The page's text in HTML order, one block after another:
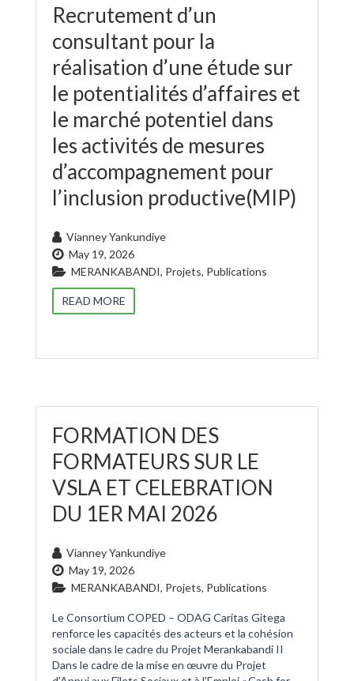
Recrutement d’un
consultant pour la
réalisation d’une étude sur
le potentialités d’affaires et
le marché potentiel dans
les activités de mesures
d’accompagnement pour
l’inclusion productive(MIP)
Vianney Yankundiye
May 19, 2026
MERANKABANDI, Projets, Publications
READ MORE
FORMATION DES
FORMATEURS SUR LE
VSLA ET CELEBRATION
DU 1ER MAI 2026
Vianney Yankundiye
May 19, 2026
MERANKABANDI, Projets, Publications
Le Consortium COPED – ODAG Caritas Gitega
renforce les capacités des acteurs et la cohésion
sociale dans le cadre du Projet Merankabandi II
Dans le cadre de la mise en œuvre du Projet